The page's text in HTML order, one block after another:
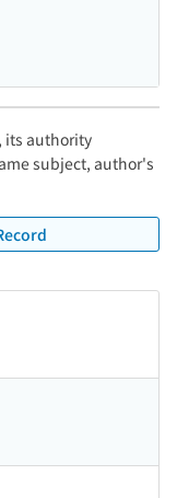
its authority
subject, author's